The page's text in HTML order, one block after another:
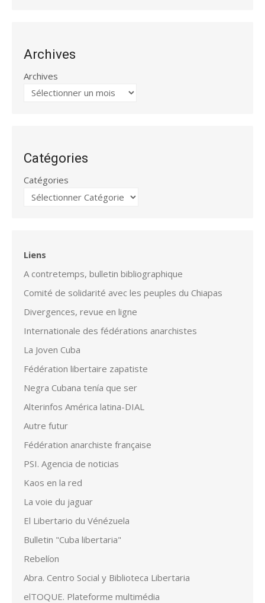
Archives
Archives
Catégories
Catégories
Liens
A contretemps, bulletin bibliographique
Comité de solidarité avec les peuples du Chiapas
Divergences, revue en ligne
Internationale des fédérations anarchistes
La Joven Cuba
Fédération libertaire zapatiste
Negra Cubana tenía que ser
Alterinfos América latina-DIAL
Autre futur
Fédération anarchiste française
PSI. Agencia de noticias
Kaos en la red
La voie du jaguar
El Libertario du Vénézuela
Bulletin "Cuba libertaria"
Rebelíon
Abra. Centro Social y Biblioteca Libertaria
elTOQUE. Plateforme multimédia